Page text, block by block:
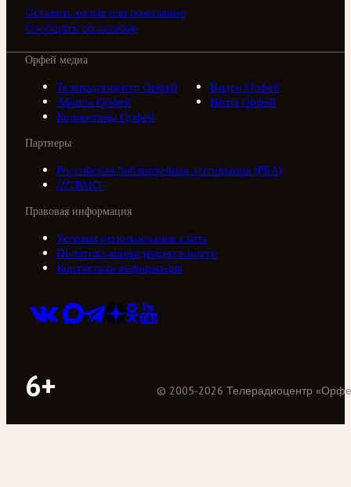
Оставить отзыв или пожелание
Сообщить об ошибке
Орфей медиа
Телерадиоцентр Орфей
Видео Орфей
Афиша Орфей
Ноты Орфей
Коллективы Орфей
Партнеры
Российская библиотечная ассоциация (РБА)
///ТРАКТ
Правовая информация
Условия использования сайта
Политика конфиденциальности
Контактная информация
6+ © 2005-2026 Телерадиоцентр